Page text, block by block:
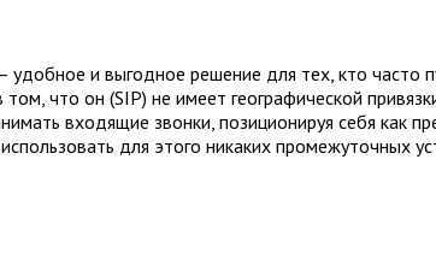
и выгодное решение для тех, кто часто
что он (SIP) не имеет географической
входящие звонки, позиционируя себя как
для этого никаких промежуточных